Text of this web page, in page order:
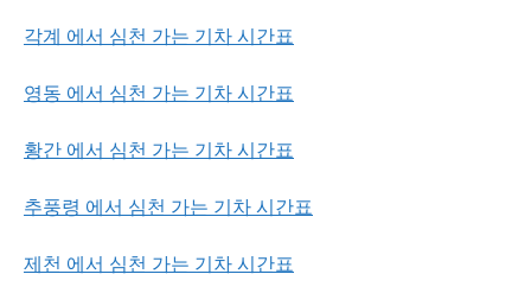
각계 에서 심천 가는 기차 시간표
영동 에서 심천 가는 기차 시간표
황간 에서 심천 가는 기차 시간표
추풍령 에서 심천 가는 기차 시간표
제천 에서 심천 가는 기차 시간표